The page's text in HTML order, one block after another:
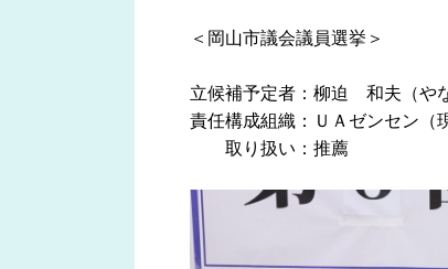
＜岡山市議会議員選挙＞
立候補予定者：柳迫 和
責任構成組織：ＵＡゼンセン（
取り扱い：推薦